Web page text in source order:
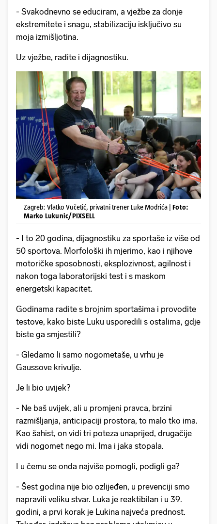
- Svakodnevno se educiram, a vježbe za donje
ekstremitete i snagu, stabilizaciju isključivo su
moja izmišljotina.
Uz vježbe, radite i dijagnostiku.
Zagreb: Vlatko Vučetić, privatni trener Luke Modrića | Foto:
Marko Lukunic/PIXSELL
- I to 20 godina, dijagnostiku za sportaše iz više od
50 sportova. Morfološki ih mjerimo, kao i njihove
motoričke sposobnosti, eksplozivnost, agilnost i
nakon toga laboratorijski test i s maskom
energetski kapacitet.
Godinama radite s brojnim sportašima i provodite
testove, kako biste Luku usporedili s ostalima, gdje
biste ga smjestili?
- Gledamo li samo nogometaše, u vrhu je
Gaussove krivulje.
Je li bio uvijek?
- Ne baš uvijek, ali u promjeni pravca, brzini
razmišljanja, anticipaciji prostora, to malo tko ima.
Kao šahist, on vidi tri poteza unaprijed, drugačije
vidi nogomet nego mi. Ima i jaka stopala.
I u čemu se onda najviše pomogli, podigli ga?
- Šest godina nije bio ozlijeđen, u prevenciji smo
napravili veliku stvar. Luka je reaktibilan i u 39.
godini, a prvi korak je Lukina najveća prednost.